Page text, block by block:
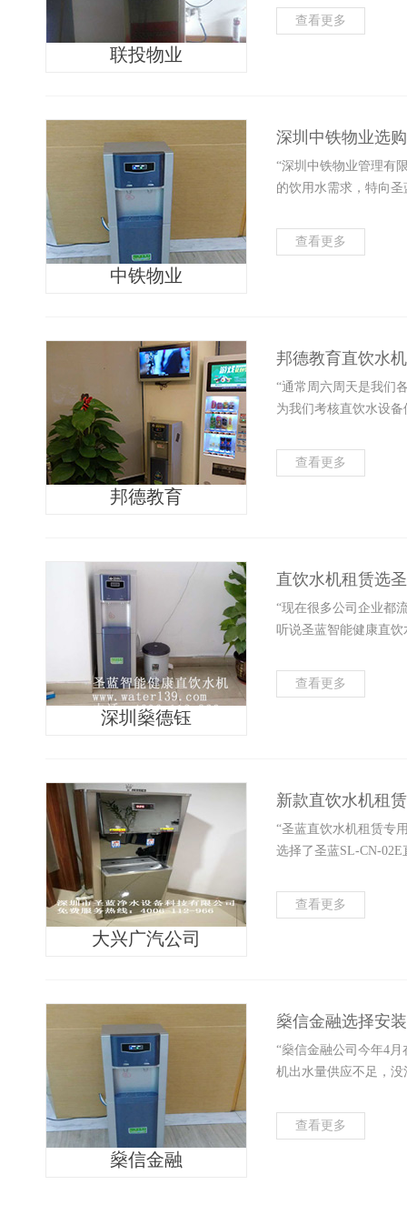
联投物业
查看更多
中铁物业
深圳中铁物业选
“深圳中铁物业管理有
的饮用水需求，特向
查看更多
邦德教育
邦德教育直饮水
“通常周六周天是我们
为我们考核直饮水设
查看更多
深圳燊德钰
直饮水机租赁选
“现在很多公司企业都
听说圣蓝智能健康直
查看更多
大兴广汽公司
新款直饮水机租
“圣蓝直饮水机租赁专
选择了圣蓝SL-CN-
查看更多
燊信金融
燊信金融选择安
“燊信金融公司今年4
机出水量供应不足，
查看更多
圣蓝智能健康直饮机
免费热线：4006-112-966
直饮水是第三方卫生安全检测机构全检35项指标连续10年一次